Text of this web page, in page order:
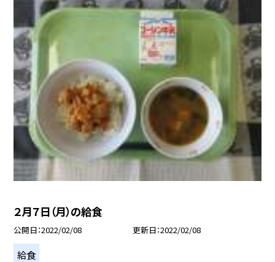
２月７日（月）の給食
公開日 2022/02/08 更新日 2022/02/08
給食